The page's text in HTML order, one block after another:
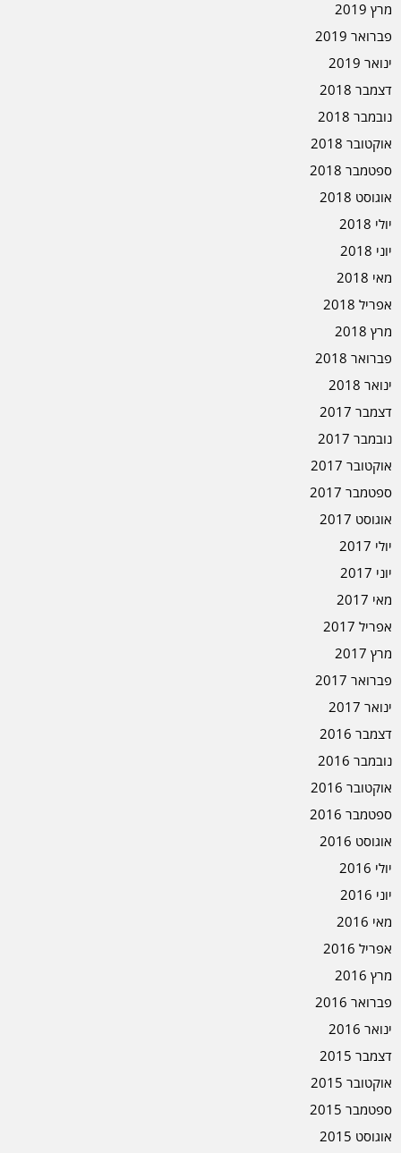
מרץ 2019
פברואר 2019
ינואר 2019
דצמבר 2018
נובמבר 2018
אוקטובר 2018
ספטמבר 2018
אוגוסט 2018
יולי 2018
יוני 2018
מאי 2018
אפריל 2018
מרץ 2018
פברואר 2018
ינואר 2018
דצמבר 2017
נובמבר 2017
אוקטובר 2017
ספטמבר 2017
אוגוסט 2017
יולי 2017
יוני 2017
מאי 2017
אפריל 2017
מרץ 2017
פברואר 2017
ינואר 2017
דצמבר 2016
נובמבר 2016
אוקטובר 2016
ספטמבר 2016
אוגוסט 2016
יולי 2016
יוני 2016
מאי 2016
אפריל 2016
מרץ 2016
פברואר 2016
ינואר 2016
דצמבר 2015
אוקטובר 2015
ספטמבר 2015
אוגוסט 2015